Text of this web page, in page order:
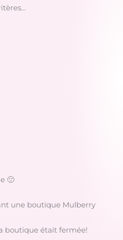
🙂
une boutique Mulberry
boutique était fermée!